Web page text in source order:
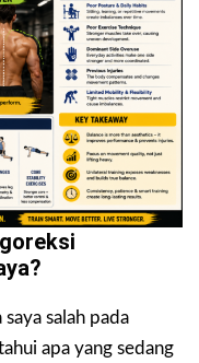
salah pada
apa yang sedang